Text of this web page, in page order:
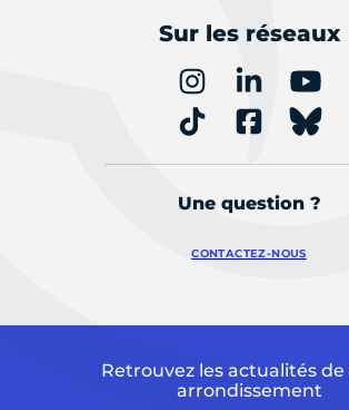
Sur les réseaux
Une question ?
CONTACTEZ-NOUS
Retrouvez les actualités
arrondissement